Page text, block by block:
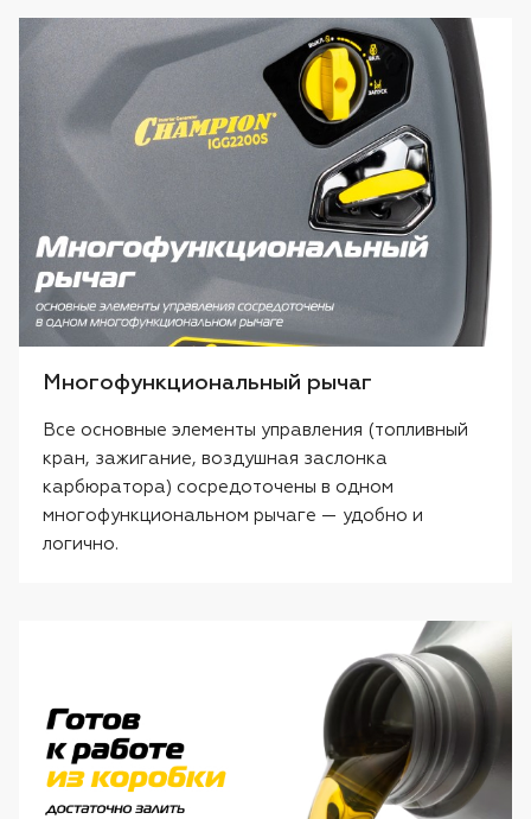
Многофункциональный рычаг
Все основные элементы управления (топливный
кран, зажигание, воздушная заслонка
карбюратора) сосредоточены в одном
многофункциональном рычаге — удобно и
логично.